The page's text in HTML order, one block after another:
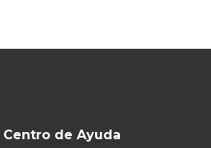
Centro de Ayuda